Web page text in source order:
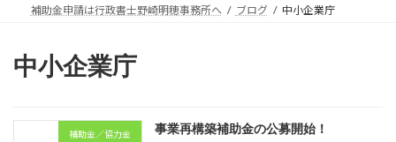
補助金申請は行政書士野崎明穂事務所へ ブログ 中小企業庁
中小企業庁
補助金／協力金 事業再構築補助金の公募開始！